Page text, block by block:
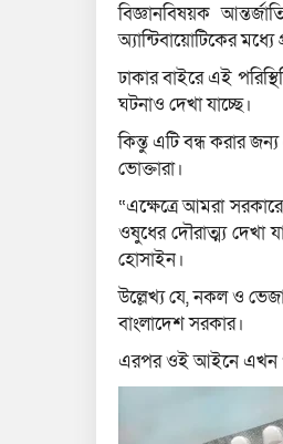
বিজ্ঞানবিষয়ক
অ্যান্টিবায়োটিকের
ঢাকার বাইরে এই
ঘটনাও দেখা যাচ্ছে।
কিন্তু এটি বন্ধ করার
ভোক্তারা।
“এক্ষেত্রে আমরা
ওষুধের দৌরাত্ম্য দেখা
হোসাইন।
উল্লেখ্য যে, নকল ও
বাংলাদেশ সরকার।
এরপর ওই আইনে এখন